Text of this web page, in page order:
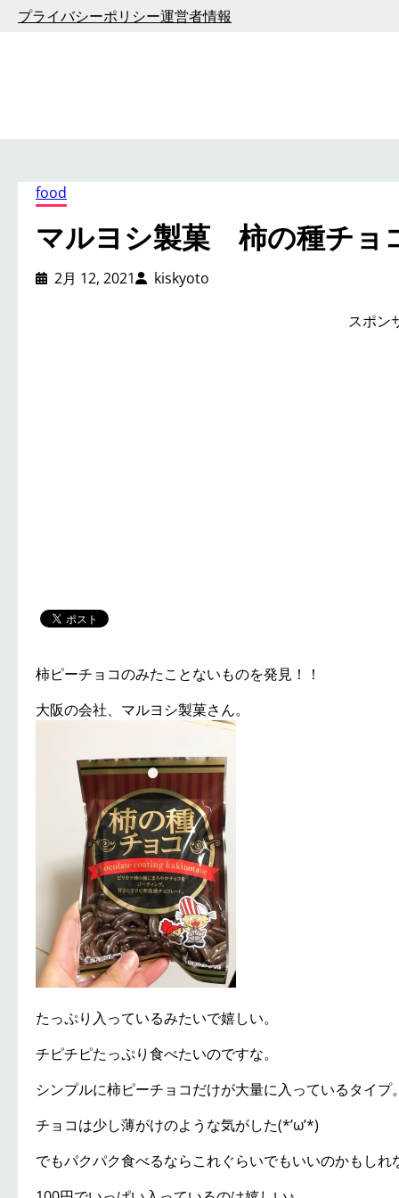
プ
プライバシーポリシー運営者情報
food
マルヨシ製菓 柿の種チョ
2月 12, 2021 kiskyoto
スポン
柿ピーチョコのみたことないものを発見！！
大阪の会社、マルヨシ製菓さん。
たっぷり入っているみたいで嬉しい。
チピチピたっぷり食べたいのですな。
シンプルに柿ピーチョコだけが大量に入っているタイプ
チョコは少し薄がけのような気がした(*’ω’*)
でもパクパク食べるならこれぐらいでもいいのかもしれ